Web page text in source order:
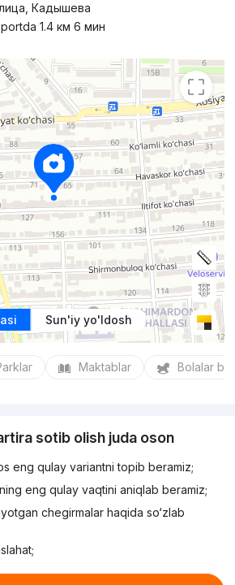
Кадышева
1.4 км 6 мин
Sun'iy yo'ldosh
Maktablar Bolalar
sotib olish juda oson
eng qulay variantni topib beramiz;
eng qulay vaqtini aniqlab beramiz;
chegirmalar haqida so‘zlab